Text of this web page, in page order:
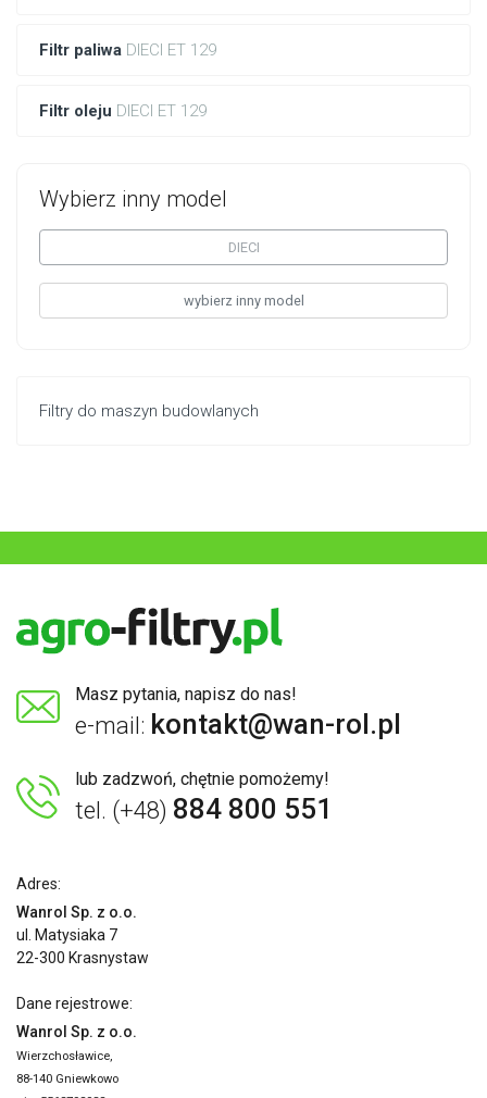
Filtr paliwa DIECI ET 129
Filtr oleju DIECI ET 129
Wybierz inny model
DIECI
wybierz inny model
Filtry do maszyn budowlanych
Masz pytania, napisz do nas!
e-mail: kontakt@wan-rol.pl
lub zadzwoń, chętnie pomożemy!
tel. (+48) 884 800 551
Adres:
Wanrol Sp. z o.o.
ul. Matysiaka 7
22-300 Krasnystaw
Dane rejestrowe:
Wanrol Sp. z o.o.
Wierzchosławice,
88-140 Gniewkowo